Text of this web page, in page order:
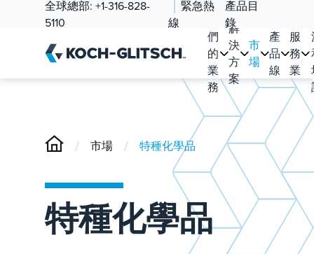
全球總部: +1-316-828-
5110
緊急熱
線
產品目
錄
們
的
業
務
解
決
方
案
市
場
產
品
線
服
務
業
/ 市場 / 特種化學品
特種化學品